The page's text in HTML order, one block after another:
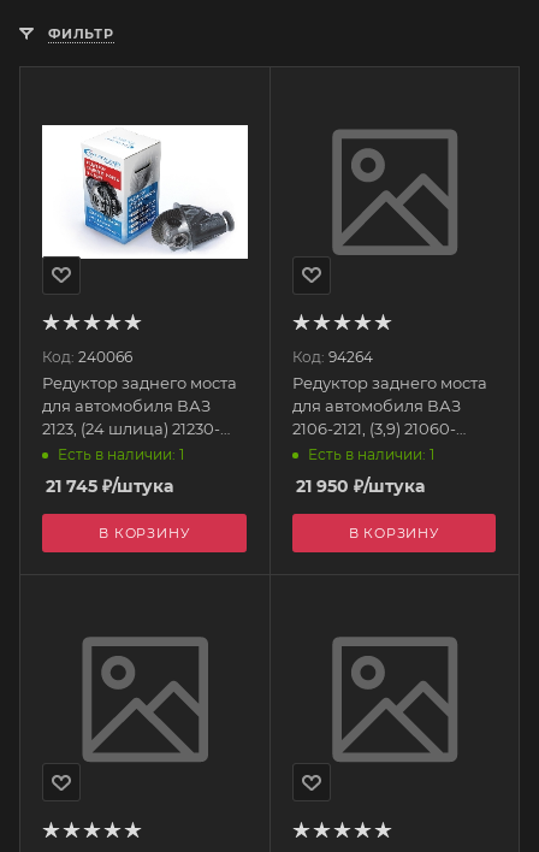
ФИЛЬТР
Код: 240066
Редуктор заднего моста
для автомобиля ВАЗ
2123, (24 шлица) 21230-
2402010-88
АВТОСТАНДАРТ
Есть в наличии: 1
21 745 ₽/штука
В КОРЗИНУ
Код: 94264
Редуктор заднего моста
для автомобиля ВАЗ
2106-2121, (3,9) 21060-
2402010 ПАРКС
Есть в наличии: 1
21 950 ₽/штука
В КОРЗИНУ